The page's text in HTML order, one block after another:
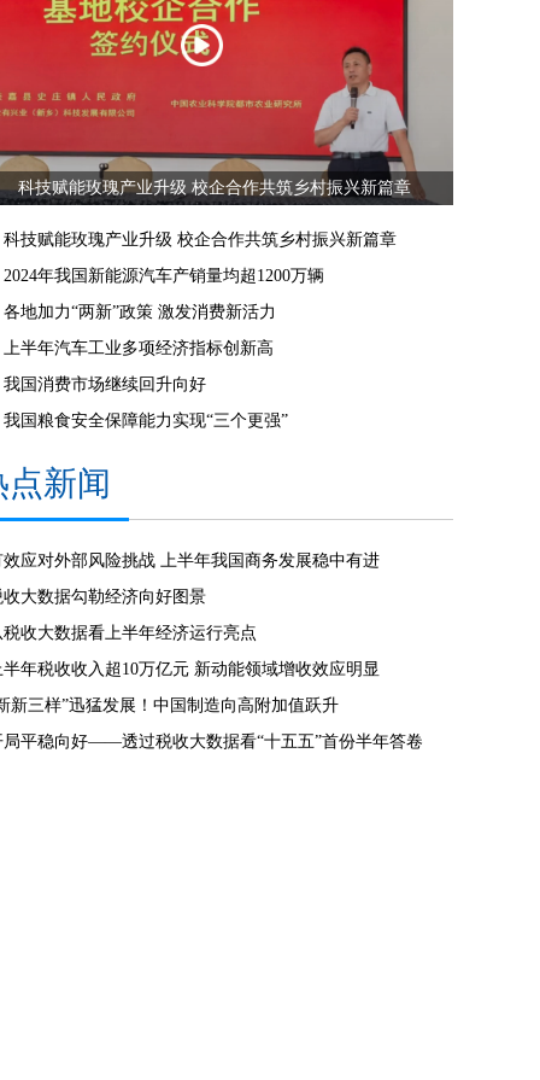
科技赋能玫瑰产业升级 校企合作共筑乡村振兴新篇章
科技赋能玫瑰产业升级 校企合作共筑乡村振兴新篇章
2024年我国新能源汽车产销量均超1200万辆
各地加力“两新”政策 激发消费新活力
上半年汽车工业多项经济指标创新高
我国消费市场继续回升向好
我国粮食安全保障能力实现“三个更强”
点新闻
效应对外部风险挑战 上半年我国商务发展稳中有进
收大数据勾勒经济向好图景
税收大数据看上半年经济运行亮点
半年税收收入超10万亿元 新动能领域增收效应明显
新三样”迅猛发展！中国制造向高附加值跃升
局平稳向好——透过税收大数据看“十五五”首份半年答卷